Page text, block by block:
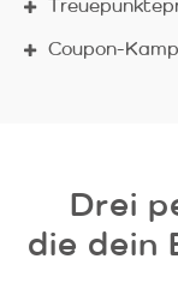
Coupon-
Drei
die dein